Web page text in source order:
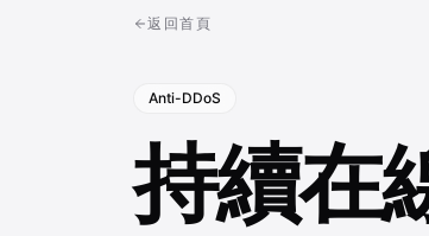
返回首頁
Anti-DDoS
持續在